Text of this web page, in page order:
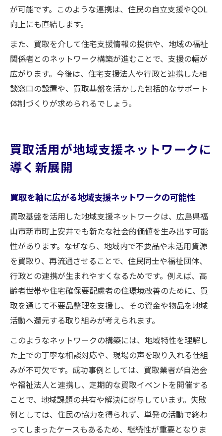
が可能です。このような連携は、住民の自立支援やQOL
向上にも直結します。
また、買取を介して住宅支援情報の提供や、地域の福祉
関係者とのネットワーク構築が進むことで、支援の幅が
広がります。今後は、住宅支援法人や行政と連携した相
談窓口の設置や、買取基盤を活かした包括的なサポート
体制づくりが求められるでしょう。
買取活用が地域支援ネットワークに
導く新展開
買取を軸に広がる地域支援ネットワークの可能性
買取基盤を活用した地域支援ネットワークは、広島県福
山市新市町上安井でも新たな社会的価値を生み出す可能
性があります。なぜなら、地域内で不要品や未活用資源
を買取り、再流通させることで、住民同士や福祉団体、
行政との連携が生まれやすくなるためです。例えば、高
齢者世帯や住宅確保要配慮者の住環境改善のために、買
取を通じて不要品整理を支援し、その資金や物品を地域
活動へ還元する取り組みが考えられます。
このようなネットワークの構築には、地域特性を理解し
た上での丁寧な相談対応や、現場の声を取り入れる仕組
みが不可欠です。成功事例としては、買取業者が自治会
や福祉法人と連携し、定期的な買取イベントを開催する
ことで、地域課題の共有や解決に寄与しています。失敗
例としては、住民の協力を得られず、単発の活動で終わ
ってしまったケースもあるため、継続性が重要となりま